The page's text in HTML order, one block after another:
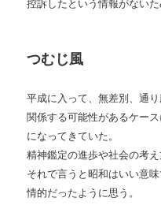
控訴したという情報がない
つむじ風
平成に入って、無差別、通
関係する可能性があるケー
になってきていた。
精神鑑定の進歩や社会の考
それで言うと昭和はいい意
情的だったように思う。